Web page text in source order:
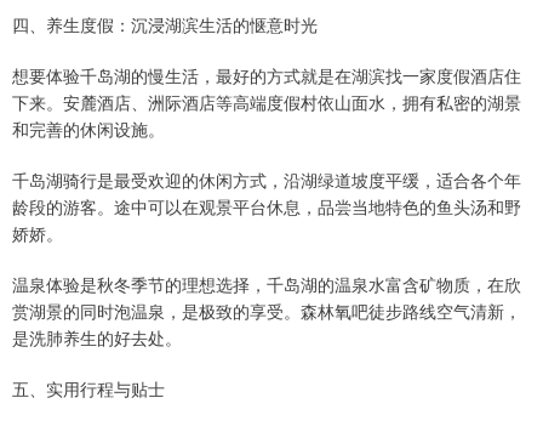
四、养生度假：沉浸湖滨生活的惬意时光
想要体验千岛湖的慢生活，最好的方式就是在湖滨找一家度假酒店住
下来。安麓酒店、洲际酒店等高端度假村依山面水，拥有私密的湖景
和完善的休闲设施。
千岛湖骑行是最受欢迎的休闲方式，沿湖绿道坡度平缓，适合各个年
龄段的游客。途中可以在观景平台休息，品尝当地特色的鱼头汤和野
娇娇。
温泉体验是秋冬季节的理想选择，千岛湖的温泉水富含矿物质，在欣
赏湖景的同时泡温泉，是极致的享受。森林氧吧徒步路线空气清新，
是洗肺养生的好去处。
五、实用行程与贴士